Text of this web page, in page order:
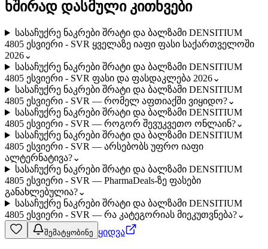
ხშირად დასმული კითხვები
სასაჩუქრე ნაკრები შრატი და ბალზამი DENSITIUM
4805 ესვიერი - SVR ყველაზე იაფი ფასი საქართველოში
2026⌄
სასაჩუქრე ნაკრები შრატი და ბალზამი DENSITIUM
4805 ესვიერი - SVR ფასი და ფასდაკლება 2026⌄
სასაჩუქრე ნაკრები შრატი და ბალზამი DENSITIUM
4805 ესვიერი - SVR — რომელ აფთიაქში ვიყიდო?⌄
სასაჩუქრე ნაკრები შრატი და ბალზამი DENSITIUM
4805 ესვიერი - SVR — როგორ შევუკვეთო ონლაინ?⌄
სასაჩუქრე ნაკრები შრატი და ბალზამი DENSITIUM
4805 ესვიერი - SVR — არსებობს უფრო იაფი
ალტერნატივა?⌄
სასაჩუქრე ნაკრები შრატი და ბალზამი DENSITIUM
4805 ესვიერი - SVR — PharmaDeals-ზე ფასები
განახლებულია?⌄
სასაჩუქრე ნაკრები შრატი და ბალზამი DENSITIUM
4805 ესვიერი - SVR — რა კატეგორიას მიეკუთვნება?⌄
შემატყობინე ყიდვა